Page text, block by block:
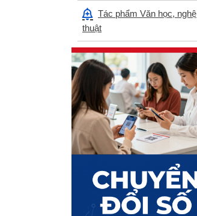
Tác phẩm Văn học, nghệ
thuật